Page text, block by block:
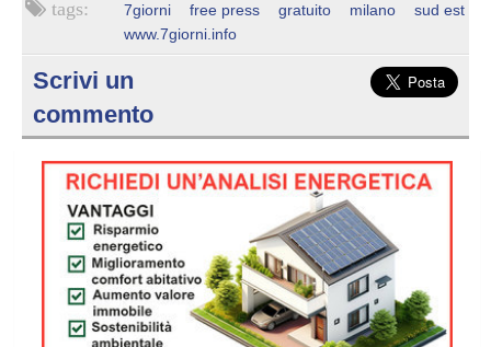
7giorni free press gratuito milano
sud est
www.7giorni.info
Scrivi un
commento